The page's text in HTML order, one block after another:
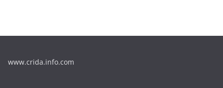
www.crida.info.com